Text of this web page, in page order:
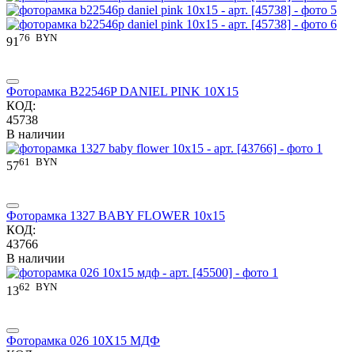
91 76 BYN
Фоторамка B22546P DANIEL PINK 10X15
КОД:
45738
В наличии
5761 BYN
Фоторамка 1327 BABY FLOWER 10x15
КОД:
43766
В наличии
1362 BYN
Фоторамка 026 10X15 МДФ